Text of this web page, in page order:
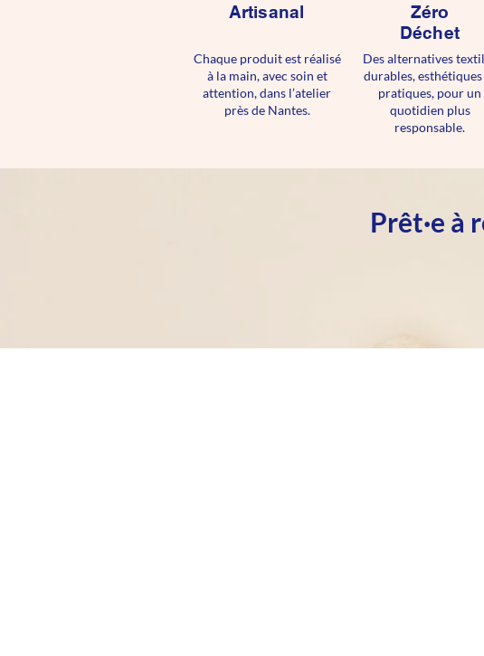
Artisanal
Chaque produit est réalisé
à la main, avec soin et
attention, dans l’atelier
près de Nantes.
Zéro
Déchet
Des alternatives
durables,
pratiques, pour un
quotidien plus
responsable.
Prêt·e à